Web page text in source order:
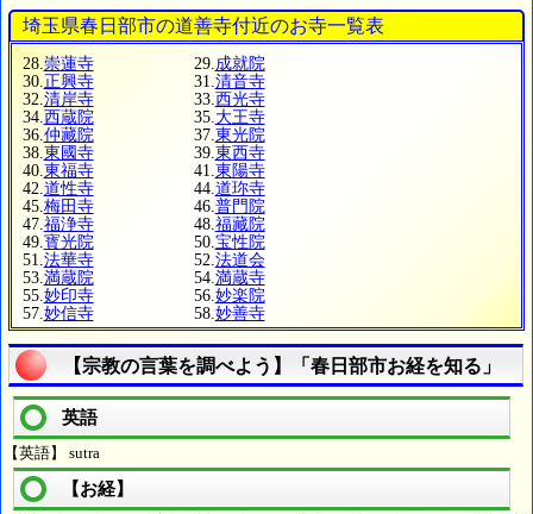
埼玉県春日部市の道善寺付近のお寺一覧表
28. 崇蓮寺 29. 成就院
30. 正興寺 31. 清音寺
32. 清岸寺 33. 西光寺
34. 西蔵院 35. 大王寺
36. 仲藏院 37. 東光院
38. 東國寺 39. 東西寺
40. 東福寺 41. 東陽寺
42. 道性寺 44. 道珎寺
45. 梅田寺 46. 普門院
47. 福浄寺 48. 福藏院
49. 寳光院 50. 宝性院
51. 法華寺 52. 法道会
53. 満蔵院 54. 満蔵寺
55. 妙印寺 56. 妙楽院
57. 妙信寺 58. 妙善寺
【宗教の言葉を調べよう】「春日部市お経を知る」
英語
【英語】 sutra
【お経】